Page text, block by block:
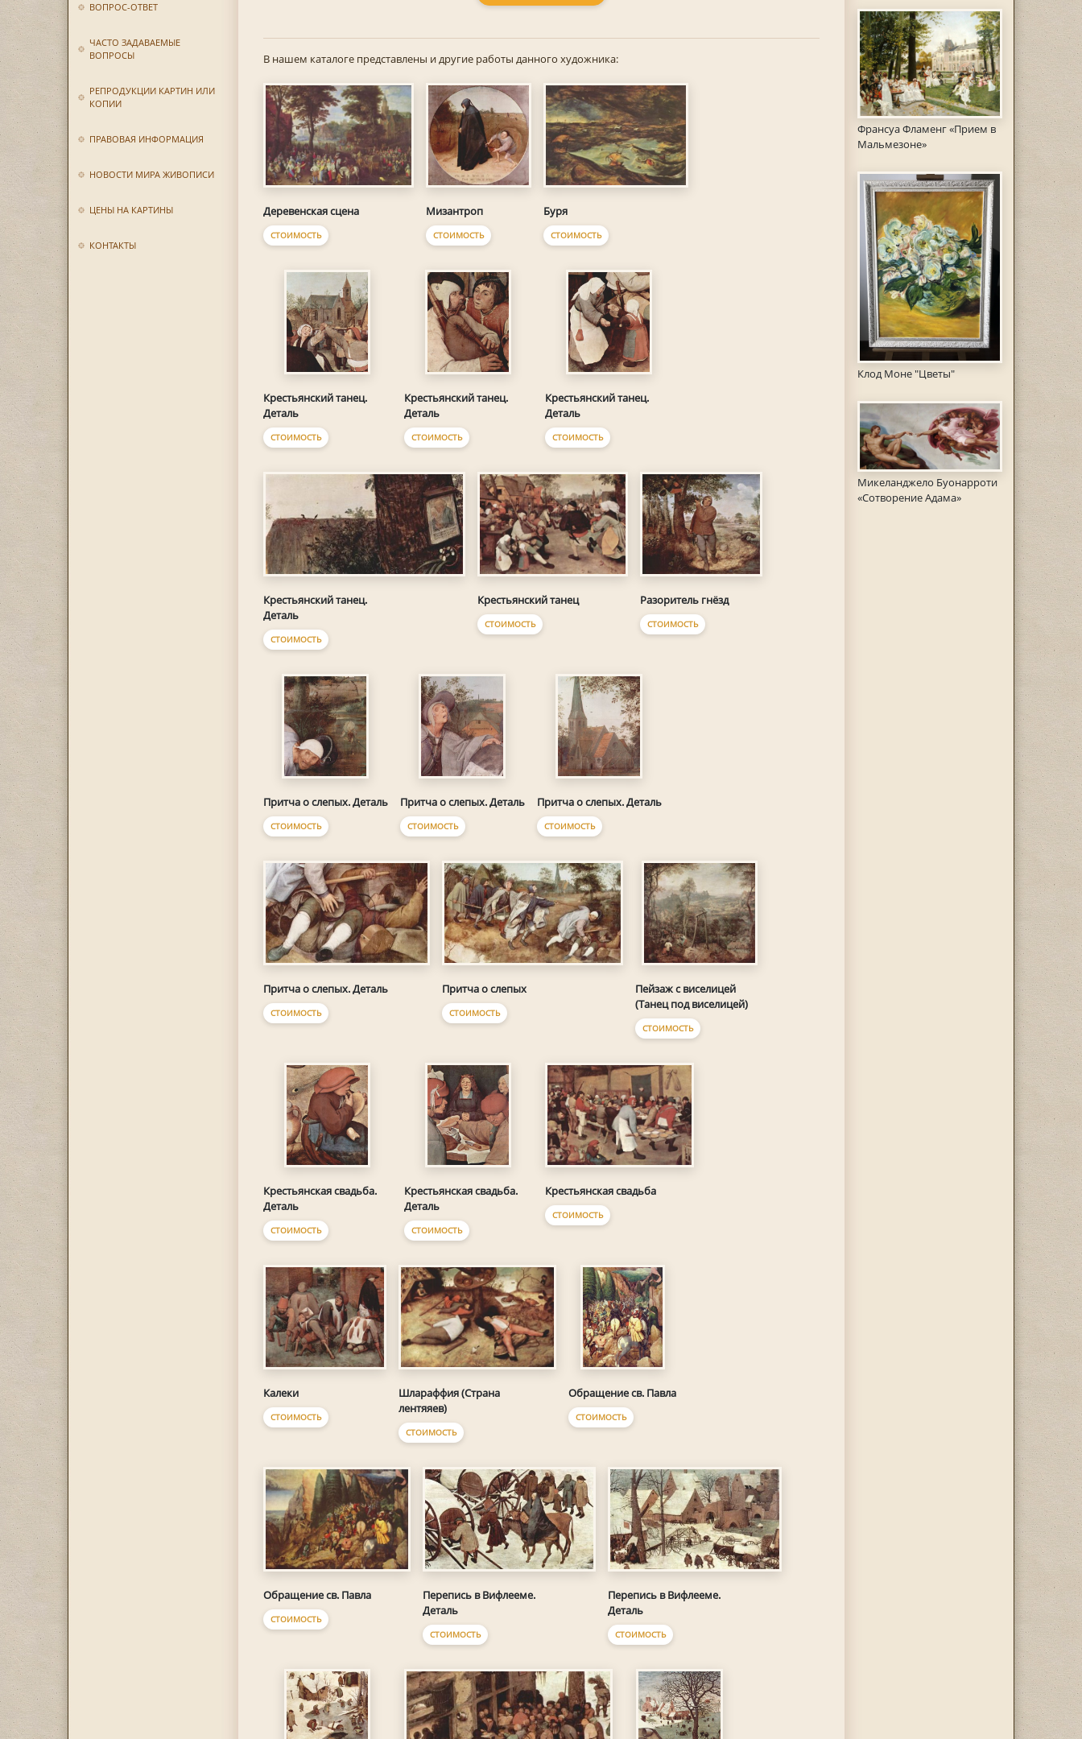
ВОПРОС-ОТВЕТ
ЧАСТО ЗАДАВАЕМЫЕ
ВОПРОСЫ
РЕПРОДУКЦИИ КАРТИН ИЛИ
КОПИИ
ПРАВОВАЯ ИНФОРМАЦИЯ
НОВОСТИ МИРА ЖИВОПИСИ
ЦЕНЫ НА КАРТИНЫ
КОНТАКТЫ
Франсуа Фламенг «Прием в
Мальмезоне»
Клод Моне "Цветы"
Микеланджело Буонарроти
«Сотворение Адама»
В нашем каталоге представлены и другие работы данного художника:
Деревенская сцена
СТОИМОСТЬ
Мизантроп
СТОИМОСТЬ
Буря
СТОИМОСТЬ
Крестьянский танец.
Деталь
СТОИМОСТЬ
Крестьянский танец.
Деталь
СТОИМОСТЬ
Крестьянский танец.
Деталь
СТОИМОСТЬ
Крестьянский танец.
Деталь
СТОИМОСТЬ
Крестьянский танец
СТОИМОСТЬ
Разоритель гнёзд
СТОИМОСТЬ
Притча о слепых. Деталь
СТОИМОСТЬ
Притча о слепых. Деталь
СТОИМОСТЬ
Притча о слепых. Деталь
СТОИМОСТЬ
Притча о слепых. Деталь
СТОИМОСТЬ
Притча о слепых
СТОИМОСТЬ
Пейзаж с виселицей
(Танец под виселицей)
СТОИМОСТЬ
Крестьянская свадьба.
Деталь
СТОИМОСТЬ
Крестьянская свадьба.
Деталь
СТОИМОСТЬ
Крестьянская свадьба
СТОИМОСТЬ
Калеки
СТОИМОСТЬ
Шлараффия (Страна
лентяяев)
СТОИМОСТЬ
Обращение св. Павла
СТОИМОСТЬ
Обращение св. Павла
СТОИМОСТЬ
Перепись в Вифлееме.
Деталь
СТОИМОСТЬ
Перепись в Вифлееме.
Деталь
СТОИМОСТЬ